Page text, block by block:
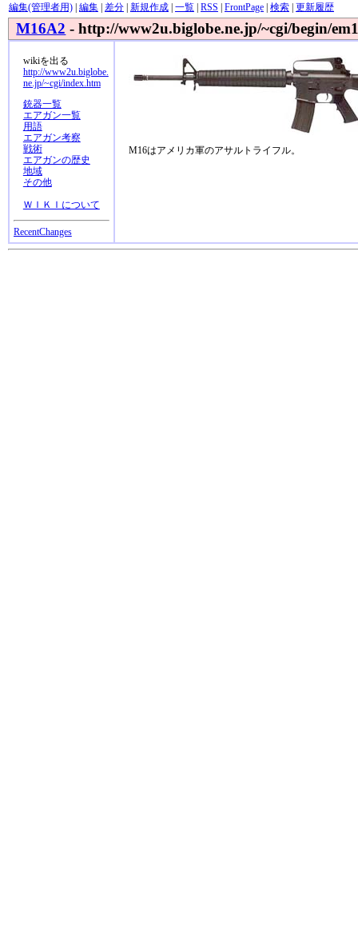
編集(管理者用)| 編集| 差分| 新規作成| 一覧| RSS FrontPage| 検索| 更新履歴
M16A2 - http://www2u.biglobe.ne.jp/~cgi/begin/
wikiを出る
http://www2u.biglobe.
ne.jp/~cgi/index.htm
銃器一覧
エアガン一覧
用語
エアガン考察
戦術
エアガンの歴史
地域
その他
ＷＩＫＩについて
RecentChanges
M16はアメリカ軍のアサルトライフル。